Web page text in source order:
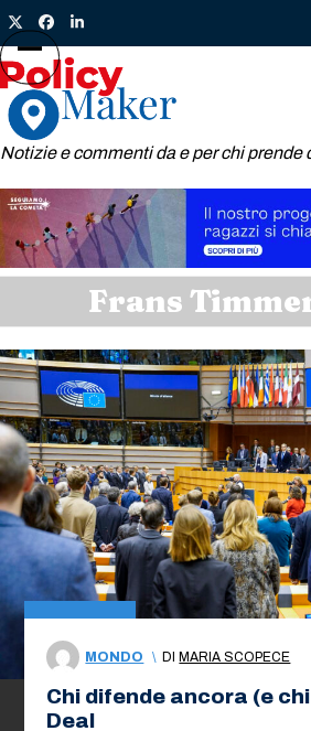
Skip
to
content
TwitterFacebook
LinkedIn
Notizie e commenti da e per chi prende
Open
mobile
menu
Close
mobile
menu
Frans
MONDO \ DIMARIA SCOPECE
Chi difende ancora (e
Deal